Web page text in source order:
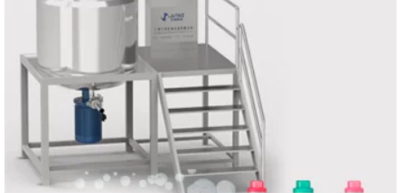
Không ai có thể định giá được công thức pha nước rửa chén là
bao nhiêu nó còn tùy thuộc vào đơn vị mà bạn hợp tác. Tùy vào
doanh nghiệp mà họ sẽ có mức giá dành cho bạn và còn tùy
thuộc vào quy mô hoạt động của bạn.
Chính vì vậy để có thể có được mức giá phù hợp bạn nên tìm
hiểu các đơn vị chuyển giao công thức trước khi quyết định.
Hãy nhớ là chọn đơn vị phù hợp nhất và có thể đáp ứng được
đầy đủ yêu cầu của bạn. Vì công thức pha nước rửa chén sẽ là